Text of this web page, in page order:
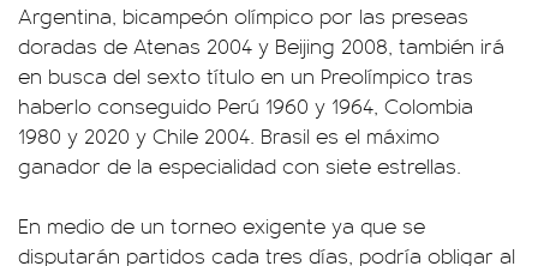
Argentina, bicampeón olímpico por las preseas
doradas de Atenas 2004 y Beijing 2008, también irá
en busca del sexto título en un Preolímpico tras
haberlo conseguido Perú 1960 y 1964, Colombia
1980 y 2020 y Chile 2004. Brasil es el máximo
ganador de la especialidad con siete estrellas.
En medio de un torneo exigente ya que se
disputarán partidos cada tres días, podría obligar al